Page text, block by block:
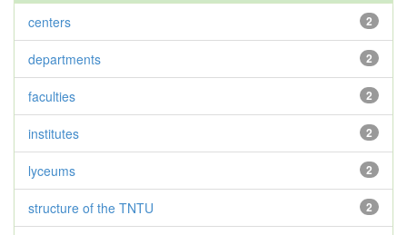
2
centers
2
departments
2
faculties
2
institutes
2
lyceums
2
structure of the TNTU